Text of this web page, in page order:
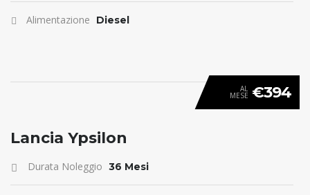
Alimentazione Diesel
ANTICIPO 0
AL
MESE €394
Lancia Ypsilon
Durata Noleggio 36 Mesi